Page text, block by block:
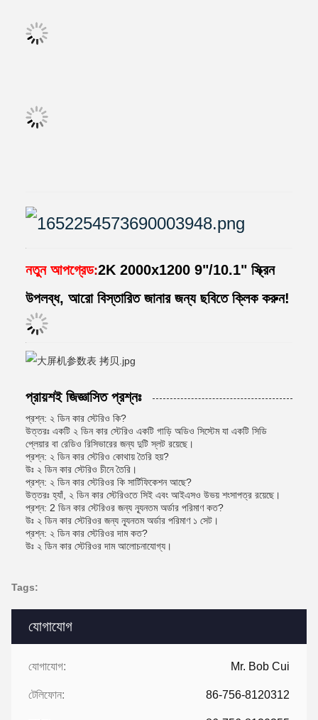
যোগাযোগ
যোগাযোগ: Mr. Bob Cui
টেলিফোন: 86-756-8120312
নতুন আপগ্রেড:2K 2000x1200 9"/10.1" স্ক্রিন
উপলব্ধ, আরো বিস্তারিত জানার জন্য ছবিতে ক্লিক করুন!
প্রায়শই জিজ্ঞাসিত প্রশ্নঃ
প্রশ্ন: ২ ডিন কার স্টেরিও কি?
উত্তরঃ একটি ২ ডিন কার স্টেরিও একটি গাড়ি অডিও সিস্টেম যা একটি সিডি
প্লেয়ার বা রেডিও রিসিভারের জন্য দুটি স্লট রয়েছে।
প্রশ্ন: ২ ডিন কার স্টেরিও কোথায় তৈরি হয়?
উঃ ২ ডিন কার স্টেরিও চীনে তৈরি।
প্রশ্ন: ২ ডিন কার স্টেরিওর কি সার্টিফিকেশন আছে?
উত্তরঃ হ্যাঁ, ২ ডিন কার স্টেরিওতে সিই এবং আইএসও উভয় শংসাপত্র রয়েছে।
প্রশ্ন: 2 ডিন কার স্টেরিওর জন্য ন্যূনতম অর্ডার পরিমাণ কত?
উঃ ২ ডিন কার স্টেরিওর জন্য ন্যূনতম অর্ডার পরিমাণ ১ সেট।
প্রশ্ন: ২ ডিন কার স্টেরিওর দাম কত?
উঃ ২ ডিন কার স্টেরিওর দাম আলোচনাযোগ্য।
Tags: